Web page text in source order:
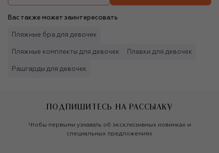
Вас также может заинтересовать
Пляжные бра для девочек
Пляжные комплекты для девочек Плавки для девочек
Рашгарды для девочек
ПОДПИШИТЕСЬ НА РАССЫЛКУ
Чтобы первыми узнавать об эксклюзивных новинках и
специальных предложениях